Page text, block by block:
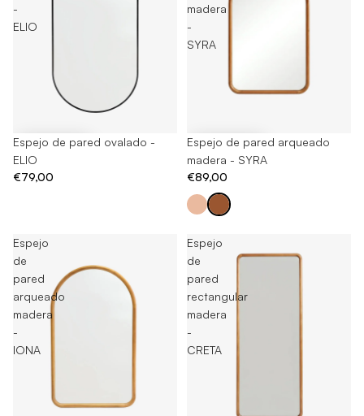
-
ELIO
Espejo de pared ovalado -
ELIO
€79,00
madera
-
SYRA
Espejo de pared arqueado
madera - SYRA
€89,00
Espejo
de
pared
arqueado
madera
-
IONA
Espejo
de
pared
rectangular
madera
-
CRETA